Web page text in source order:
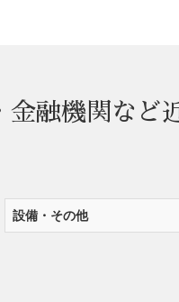
金融機関な
設備・その他